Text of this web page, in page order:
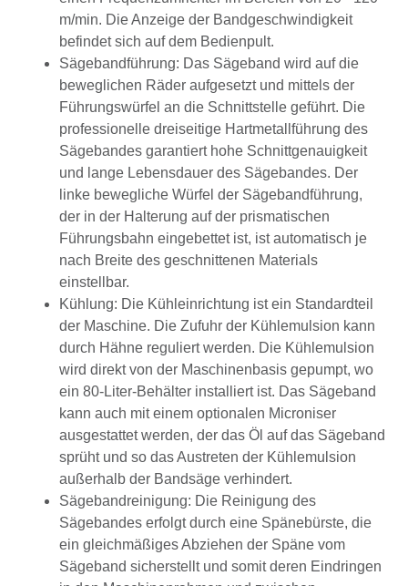
m/min. Die Anzeige der Bandgeschwindigkeit
befindet sich auf dem Bedienpult.
Sägebandführung: Das Sägeband wird auf die
beweglichen Räder aufgesetzt und mittels der
Führungswürfel an die Schnittstelle geführt. Die
professionelle dreiseitige Hartmetallführung des
Sägebandes garantiert hohe Schnittgenauigkeit
und lange Lebensdauer des Sägebandes. Der
linke bewegliche Würfel der Sägebandführung,
der in der Halterung auf der prismatischen
Führungsbahn eingebettet ist, ist automatisch je
nach Breite des geschnittenen Materials
einstellbar.
Kühlung: Die Kühleinrichtung ist ein Standardteil
der Maschine. Die Zufuhr der Kühlemulsion kann
durch Hähne reguliert werden. Die Kühlemulsion
wird direkt von der Maschinenbasis gepumpt, wo
ein 80-Liter-Behälter installiert ist. Das Sägeband
kann auch mit einem optionalen Microniser
ausgestattet werden, der das Öl auf das Sägeband
sprüht und so das Austreten der Kühlemulsion
außerhalb der Bandsäge verhindert.
Sägebandreinigung: Die Reinigung des
Sägebandes erfolgt durch eine Spänebürste, die
ein gleichmäßiges Abziehen der Späne vom
Sägeband sicherstellt und somit deren Eindringen